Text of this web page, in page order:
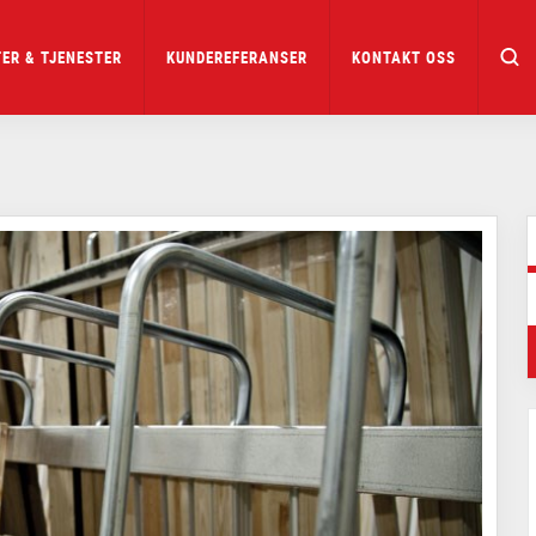
& TJENESTER KUNDEREFERANSER KONTAKT OSS